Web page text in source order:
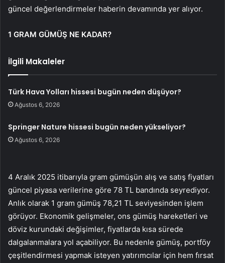
güncel değerlendirmeler haberin devamında yer alıyor.
1 GRAM GÜMÜŞ NE KADAR?
İlgili Makaleler
Türk Hava Yolları hissesi bugün neden düşüyor?
Ağustos 6, 2026
Springer Nature hissesi bugün neden yükseliyor?
Ağustos 6, 2026
4 Aralık 2025 itibarıyla gram gümüşün alış ve satış fiyatları
güncel piyasa verilerine göre 78 TL bandında seyrediyor.
Anlık olarak 1 gram gümüş 78,21 TL seviyesinden işlem
görüyor. Ekonomik gelişmeler, ons gümüş hareketleri ve
döviz kurundaki değişimler, fiyatlarda kısa sürede
dalgalanmalara yol açabiliyor. Bu nedenle gümüş, portföy
çeşitlendirmesi yapmak isteyen yatırımcılar için hem fırsat